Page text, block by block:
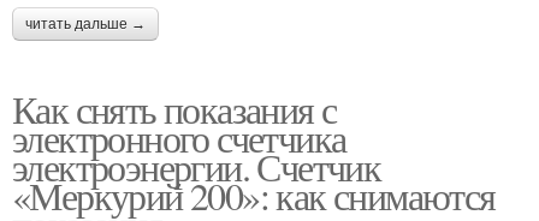
читать дальше →
Как снять показания с
электронного счетчика
электроэнергии. Счетчик
«Меркурий 200»: как снимаются